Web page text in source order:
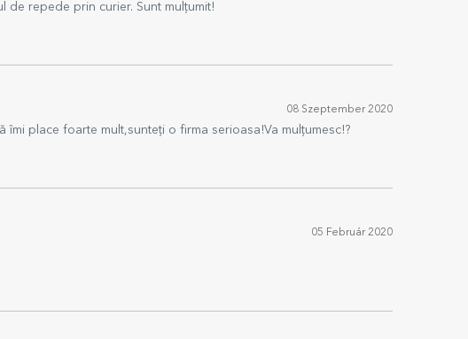
de repede prin curier. Sunt mulțumit!
08 Szeptember 2020
place foarte mult,sunteți o firma serioasa!Va mulțumesc!?
05 Február 2020